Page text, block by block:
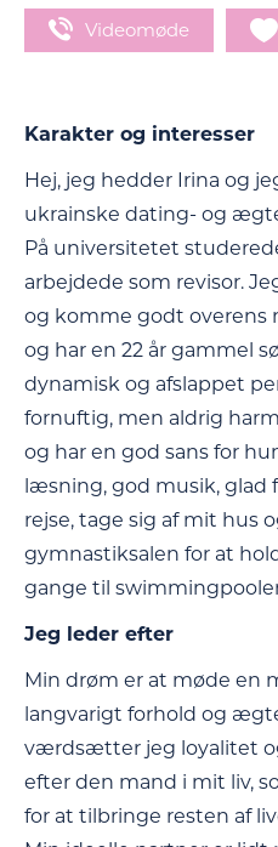
Videomøde
Karakter og interesser
Hej, jeg hedder Irina og
ukrainske dating- og
På universitetet
arbejdede som revisor.
og komme godt overens
og har en 22 år gammel
dynamisk og afslappet
fornuftig, men aldrig
og har en god sans for
læsning, god musik, glad
rejse, tage sig af mit hus
gymnastiksalen for at
gange til
Jeg leder efter
Min drøm er at møde en
langvarigt forhold og
værdsætter jeg loyalitet
efter den mand i mit liv,
for at tilbringe resten af